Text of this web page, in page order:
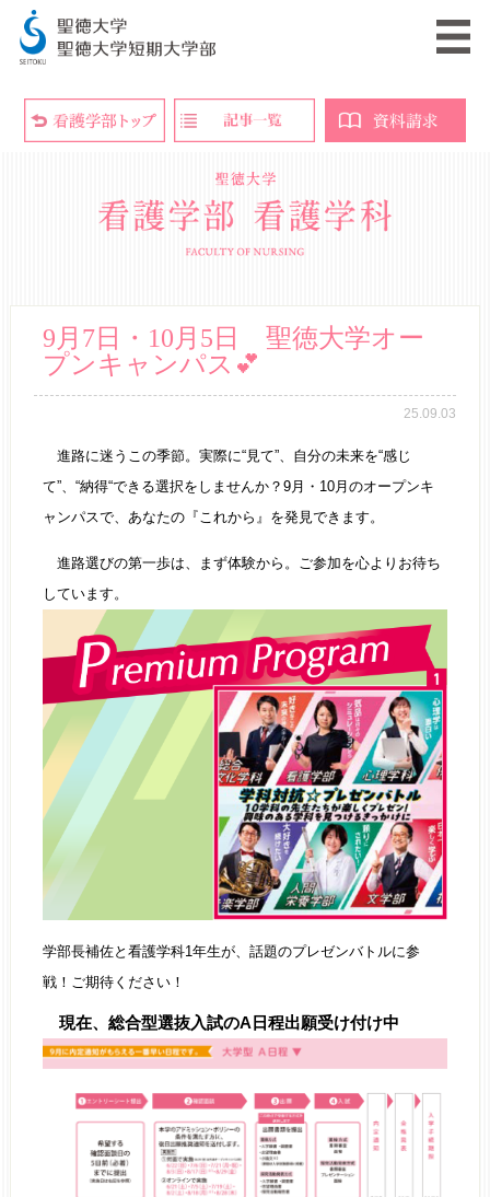
9月7日・10月5日 聖徳大学オー
プンキャンパス💕
25.09.03
進路に迷うこの季節。実際に“見て”、自分の未来を“感じ
て”、“納得“できる選択をしませんか？9月・10月のオープンキ
ャンパスで、あなたの『これから』を発見できます。
進路選びの第一歩は、まず体験から。ご参加を心よりお待ち
しています。
学部長補佐と看護学科1年生が、話題のプレゼンバトルに参
戦！ご期待ください！
現在、総合型選抜入試のA日程出願受け付け中